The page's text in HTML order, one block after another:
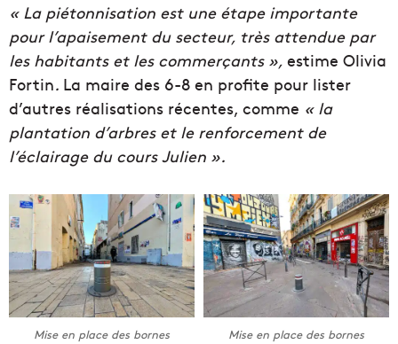
« La piétonnisation est une étape importante
pour l’apaisement du secteur, très attendue par
les habitants et les commerçants », estime Olivia
Fortin. La maire des 6-8 en profite pour lister
d’autres réalisations récentes, comme « la
plantation d’arbres et le renforcement de
l’éclairage du cours Julien ».
Mise en place des bornes
Mise en place des bornes